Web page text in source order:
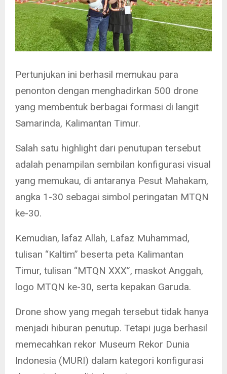
Pertunjukan ini berhasil memukau para
penonton dengan menghadirkan 500 drone
yang membentuk berbagai formasi di langit
Samarinda, Kalimantan Timur.
Salah satu highlight dari penutupan tersebut
adalah penampilan sembilan konfigurasi visual
yang memukau, di antaranya Pesut Mahakam,
angka 1-30 sebagai simbol peringatan MTQN
ke-30.
Kemudian, lafaz Allah, Lafaz Muhammad,
tulisan “Kaltim” beserta peta Kalimantan
Timur, tulisan “MTQN XXX”, maskot Anggah,
logo MTQN ke-30, serta kepakan Garuda.
Drone show yang megah tersebut tidak hanya
menjadi hiburan penutup. Tetapi juga berhasil
memecahkan rekor Museum Rekor Dunia
Indonesia (MURI) dalam kategori konfigurasi